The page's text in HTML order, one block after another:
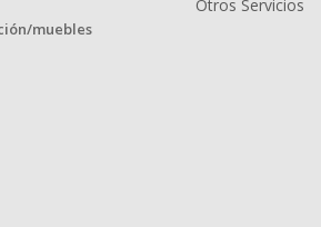
Otros Servicios
muebles